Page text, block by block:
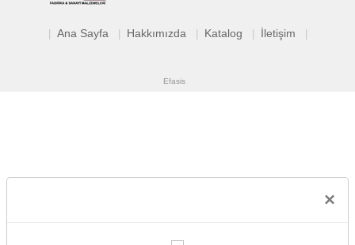
Ana Sayfa Hakkımızda Katalog İletişim
Efasis
×